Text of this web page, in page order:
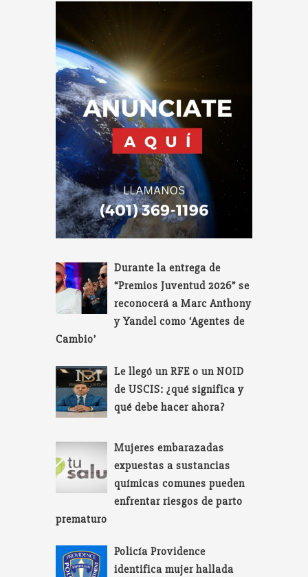
Durante la entrega de
“Premios Juventud 2026” se
reconocerá a Marc Anthony
y Yandel como ‘Agentes de
Cambio’
Le llegó un RFE o un NOID
de USCIS: ¿qué significa y
qué debe hacer ahora?
Mujeres embarazadas
expuestas a sustancias
químicas comunes pueden
enfrentar riesgos de parto
prematuro
Policía Providence
identifica mujer hallada